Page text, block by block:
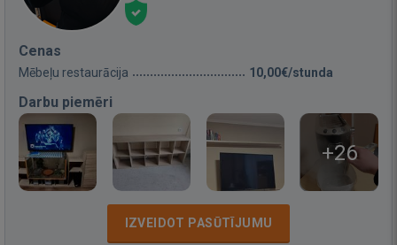
Cenas
Mēbeļu restaurācija 10,00€/stunda
Darbu piemēri
+26
IZVEIDOT PASŪTĪJUMU